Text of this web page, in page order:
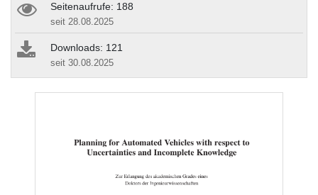
Seitenaufrufe: 188
seit 28.08.2025
Downloads: 121
seit 30.08.2025